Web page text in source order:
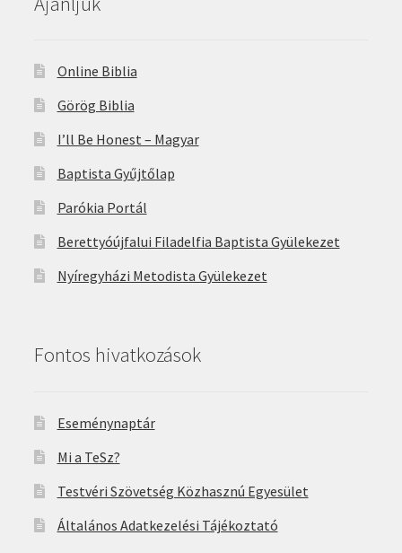
Online Biblia
Görög Biblia
I’ll Be Honest – Magyar
Baptista Gyűjtőlap
Parókia Portál
Berettyóújfalui Filadelfia Baptista Gyülekezet
Nyíregyházi Metodista Gyülekezet
Fontos hivatkozások
Eseménynaptár
Mi a TeSz?
Testvéri Szövetség Közhasznú Egyesület
Általános Adatkezelési Tájékoztató